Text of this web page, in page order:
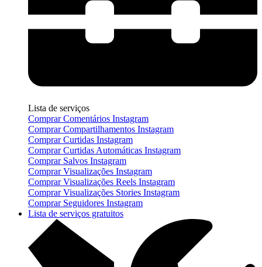
Lista de serviços
Comprar Comentários Instagram
Comprar Compartilhamentos Instagram
Comprar Curtidas Instagram
Comprar Curtidas Automáticas Instagram
Comprar Salvos Instagram
Comprar Visualizações Instagram
Comprar Visualizações Reels Instagram
Comprar Visualizações Stories Instagram
Comprar Seguidores Instagram
Lista de serviços gratuitos